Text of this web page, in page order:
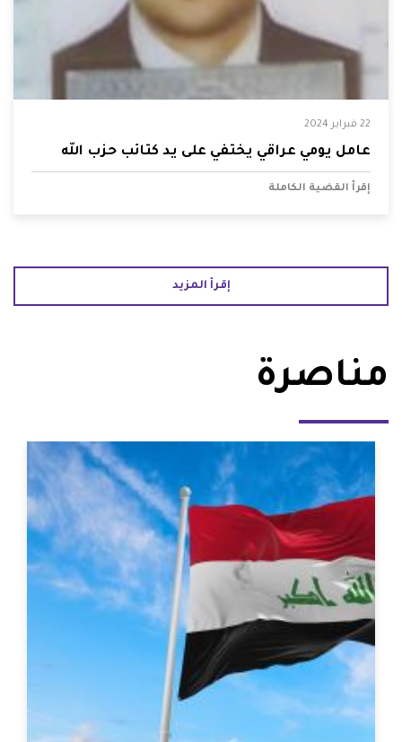
22 فبراير 2024
عامل يومي عراقي يختفي على يد كتائب حزب الله
إقرأ القضية الكاملة
إقرأ المزيد
مناصرة